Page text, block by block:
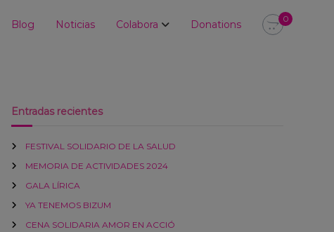
Blog Noticias Colabora Donations 0
Entradas recientes
FESTIVAL SOLIDARIO DE LA SALUD
MEMORIA DE ACTIVIDADES 2024
GALA LÍRICA
YA TENEMOS BIZUM
CENA SOLIDARIA AMOR EN ACCIÓ